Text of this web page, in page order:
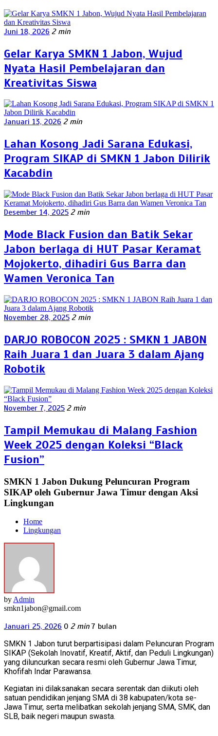
Juni 18, 2026 2 min
Gelar Karya SMKN 1 Jabon, Wujud
Nyata Hasil Pembelajaran dan
Kreativitas Siswa
Januari 13, 2026 2 min
Lahan Kosong Jadi Sarana Edukasi,
Program SIKAP di SMKN 1 Jabon Dilirik
Kacabdin
Desember 14, 2025 2 min
Mode Black Fusion dan Batik Sekar
Jabon berlaga di HUT Pasar Keramat
Mojokerto, dihadiri Gus Barra dan
Wamen Veronica Tan
November 28, 2025 2 min
DARJO ROBOCON 2025 : SMKN 1 JABON
Raih Juara 1 dan Juara 3 dalam Ajang
Robotik
November 7, 2025 2 min
Tampil Memukau di Malang Fashion
Week 2025 dengan Koleksi “Black
Fusion”
SMKN 1 Jabon Dukung Peluncuran Program
SIKAP oleh Gubernur Jawa Timur dengan Aksi
Lingkungan
Home
Lingkungan
by Admin
smkn1jabon@gmail.com
Januari 25, 2026 0 2 min 7 bulan
SMKN 1 Jabon turut berpartisipasi dalam Peluncuran Program
SIKAP (Sekolah Inovatif, Kreatif, Aktif, dan Peduli Lingkungan)
yang diluncurkan secara resmi oleh Gubernur Jawa Timur,
Khofifah Indar Parawansa.
Kegiatan ini dilaksanakan secara serentak dan diikuti oleh
satuan pendidikan jenjang SMA di 38 kabupaten/kota se-
Jawa Timur, serta melibatkan sekolah jenjang SMA, SMK, dan
SLB, baik negeri maupun swasta.